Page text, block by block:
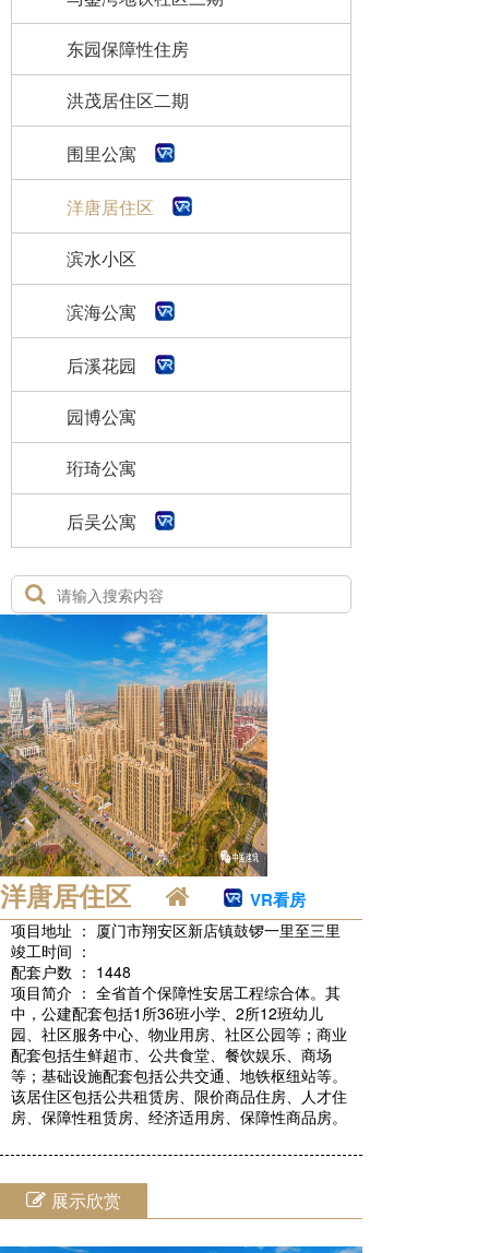
东园保障性住房
洪茂居住区二期
围里公寓
洋唐居住区
滨水小区
滨海公寓
后溪花园
园博公寓
珩琦公寓
后吴公寓
洋唐居住区 VR看房
项目地址 ： 厦门市翔安区新店镇鼓锣一里至三里
竣工时间 ：
配套户数 ： 1448
项目简介 ： 全省首个保障性安居工程综合体。其
中，公建配套包括1所36班小学、2所12班幼儿
园、社区服务中心、物业用房、社区公园等；商业
配套包括生鲜超市、公共食堂、餐饮娱乐、商场
等；基础设施配套包括公共交通、地铁枢纽站等。
该居住区包括公共租赁房、限价商品住房、人才住
房、保障性租赁房、经济适用房、保障性商品房。
展示欣赏